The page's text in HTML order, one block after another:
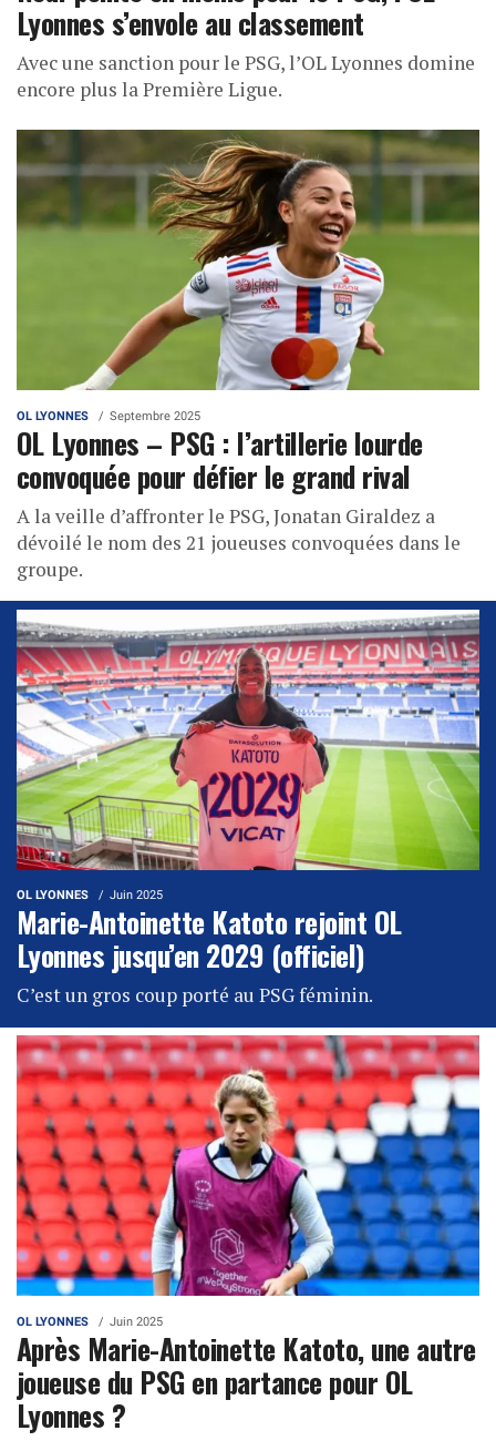
Lyonnes s’envole au classement
Avec une sanction pour le PSG, l’OL Lyonnes domine
encore plus la Première Ligue.
OL LYONNES Septembre 2025
OL Lyonnes – PSG : l’artillerie lourde
convoquée pour défier le grand rival
A la veille d’affronter le PSG, Jonatan Giraldez a
dévoilé le nom des 21 joueuses convoquées dans le
groupe.
OL LYONNES Juin 2025
Marie-Antoinette Katoto rejoint OL
Lyonnes jusqu’en 2029 (officiel)
C’est un gros coup porté au PSG féminin.
OL LYONNES Juin 2025
Après Marie-Antoinette Katoto, une autre
joueuse du PSG en partance pour OL
Lyonnes ?